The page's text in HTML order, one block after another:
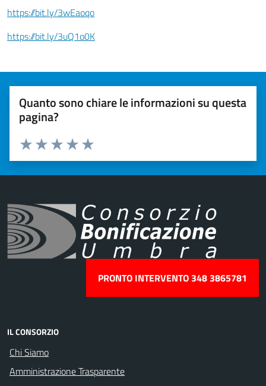
https://bit.ly/3wEaoqo
https://bit.ly/3uQ1o0K
Quanto sono chiare le informazioni su questa
pagina?
Valuta 5 stelle su 5
Valuta 4 stelle su 5
Valuta 3 stelle su 5
Valuta 2 stelle su 5
Valuta 1 stelle su 5
PRONTO INTERVENTO 348 3865781
IL CONSORZIO
Chi Siamo
Amministrazione Trasparente